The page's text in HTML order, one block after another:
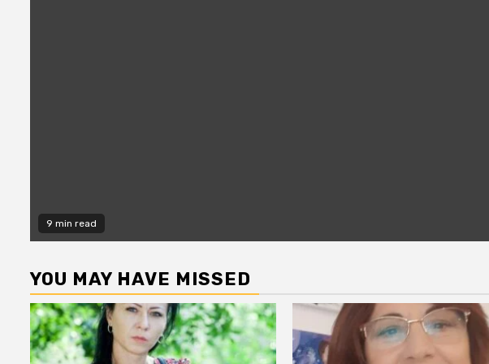
9 min read
YOU MAY HAVE MISSED